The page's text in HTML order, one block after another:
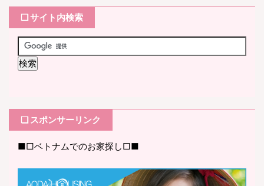
❏ サイト内検索
❏ スポンサーリンク
■□ベトナムでのお家探し□■